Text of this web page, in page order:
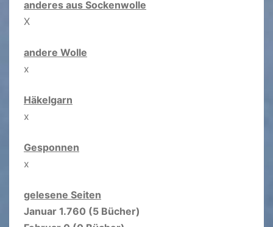
anderes aus Sockenwolle
X
andere Wolle
x
Häkelgarn
x
Gesponnen
x
gelesene Seiten
Januar 1.760 (5 Bücher)